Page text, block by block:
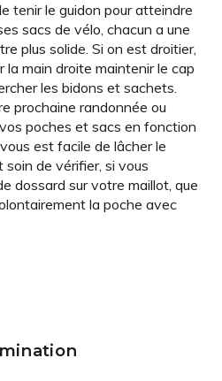
tenir le guidon pour atteindre
sacs de vélo, chacun a une
plus solide. Si on est droitier,
la main droite maintenir le cap
les bidons et sachets.
prochaine randonnée ou
poches et sacs en fonction
est facile de lâcher le
de vérifier, si vous
dossard sur votre maillot, que
la poche avec